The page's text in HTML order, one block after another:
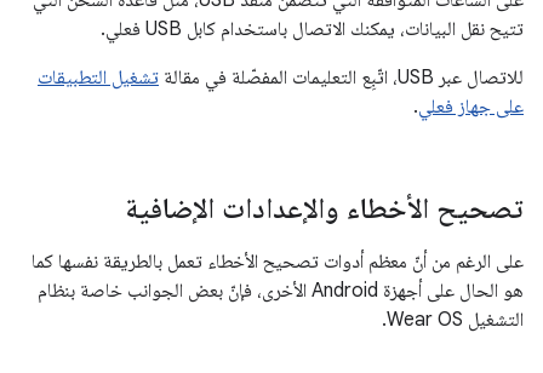
تتيح نقل البيانات، يمكنك الاتصال باستخدام كابل USB فعلي.
للاتصال عبر USB، اتّبِع التعليمات المفصّلة في مقالة
تشغيل التطبيقات
على جهاز فعلي.
تصحيح الأخطاء والإعدادات الإضافية
على الرغم من أنّ معظم أدوات تصحيح الأخطاء تعمل بالطريقة نفسها كما
هو الحال على أجهزة Android الأخرى، فإنّ بعض الجوانب خاصة بنظام
التشغيل Wear OS.